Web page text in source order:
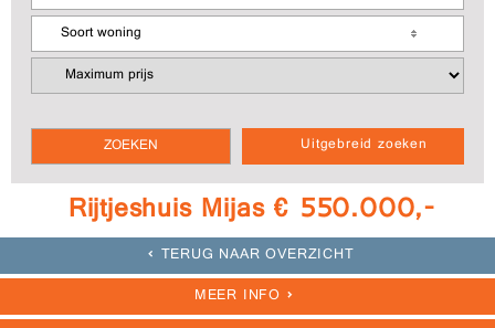
Uitgebreid zoeken
Soort woning
Rijtjeshuis Mijas € 550.000,-
TERUG NAAR OVERZICHT
MEER INFO